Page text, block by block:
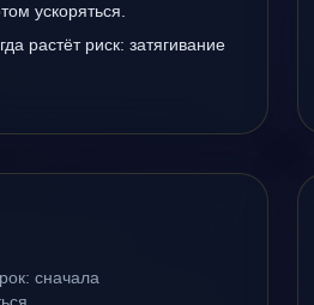
ускоряться.
растёт риск: затягивание
сначала